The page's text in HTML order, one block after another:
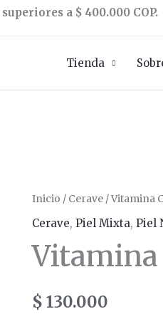
a $ 400.000 COP.
Tienda
Inicio / Cerave / Vitamina
Cerave, Piel Mixta, Piel
Vitamina
$ 130.000
Vitamina
C
x30ml